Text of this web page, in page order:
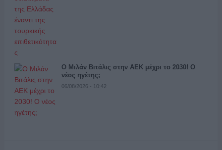
Ο Μιλάν Βιτάλις στην ΑΕΚ μέχρι το 2030! Ο
νέος ηγέτης;
06/08/2026 - 10:42